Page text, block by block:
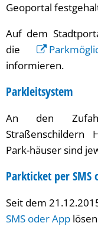
Geoportal
Auf dem
die
informieren.
Parkleitsystem
An den
Straßenschildern
Park-häuser sind
Parkticket per SMS
Seit dem
SMS oder App